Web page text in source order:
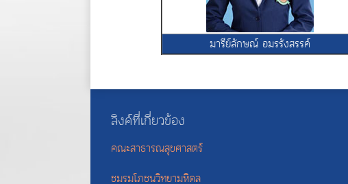
มารีย์ลักษณ์ อมรรังสรรค์
ลิงค์ที่เกี่ยวข้อง
คณะสาธารณสุขศาสตร์
ชมรมโภชนวิทยามหิดล